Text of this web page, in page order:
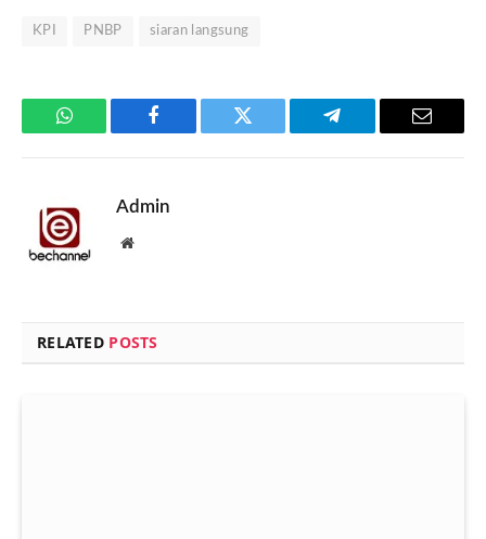
KPI PNBP siaran langsung
WhatsApp Facebook Twitter Telegram Email
Admin
Website
RELATED POSTS